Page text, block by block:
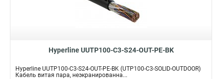
Hyperline UUTP100-C3-S24-OUT-PE-BK
Hyperline UUTP100-C3-S24-OUT-PE-BK (UTP100-C3-SOLID-OUTDOOR)
Кабель витая пара, неэкранированна...